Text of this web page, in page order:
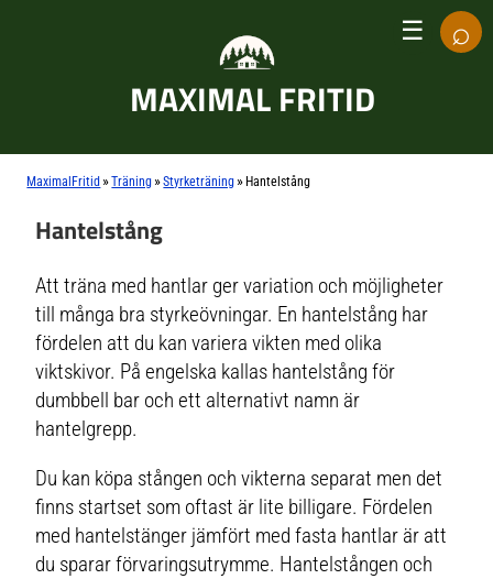
MAXIMAL FRITID
☰ ⌕
MaximalFritid »Träning »Styrketräning » Hantelstång
Hantelstång
Att träna med hantlar ger variation och möjligheter
till många bra styrkeövningar. En hantelstång har
fördelen att du kan variera vikten med olika
viktskivor. På engelska kallas hantelstång för
dumbbell bar och ett alternativt namn är
hantelgrepp.
Du kan köpa stången och vikterna separat men det
finns startset som oftast är lite billigare. Fördelen
med hantelstänger jämfört med fasta hantlar är att
du sparar förvaringsutrymme. Hantelstången och